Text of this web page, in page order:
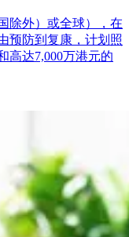
除外）或全球），在
预防到复康，计划照
高达7,000万港元的